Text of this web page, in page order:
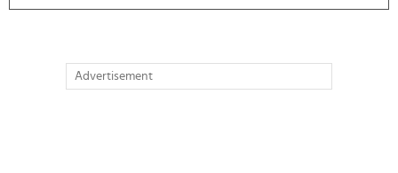
Advertisement